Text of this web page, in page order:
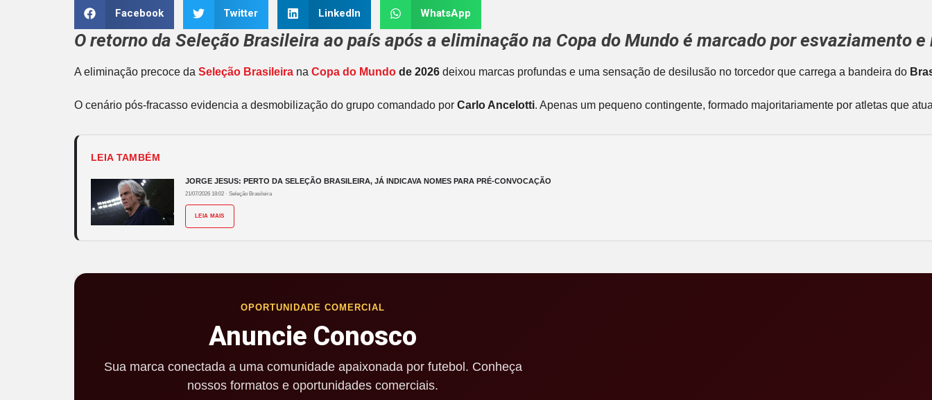
Facebook Twitter LinkedIn WhatsApp
O retorno da Seleção Brasileira ao país após a eliminação na Copa do Mundo é marcado por esvaziamento
A eliminação precoce da Seleção Brasileira na Copa do Mundo de 2026 deixou marcas profundas e uma sensação de desilusão no torcedor que carrega a bandeira do
O cenário pós-fracasso evidencia a desmobilização do grupo comandado por Carlo Ancelotti. Apenas um pequeno contingente, formado majoritariamente por atletas que
LEIA TAMBÉM
JORGE JESUS: PERTO DA SELEÇÃO BRASILEIRA, JÁ INDICAVA NOMES PARA PRÉ-CONVOCAÇÃO
21/07/2026 18:02 · Seleção Brasileira
LEIA MAIS
OPORTUNIDADE COMERCIAL
Anuncie Conosco
Sua marca conectada a uma comunidade apaixonada por futebol. Conheça
nossos formatos e oportunidades comerciais.